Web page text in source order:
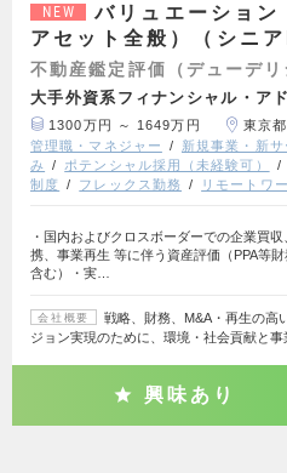
NEW
バリュエーショ
アセット全般）（シニ
不動産鑑定評価（デューデリ
大手外資系フィナンシャル・ア
1300万円 ～ 1649万円 東京都
管理職・マネジャー
新規事業・新サ
み
ポテンシャル採用（未経験可）
制度
フレックス勤務 リモートワ
・国内およびクロスボーダーでの企業買
携、事業再生 等に伴う資産評価（PPA等
含む）・実…
会社概要
戦略、財務、M&A・再生の高
ジョン実現のために、環境・社会貢献と
興味あり